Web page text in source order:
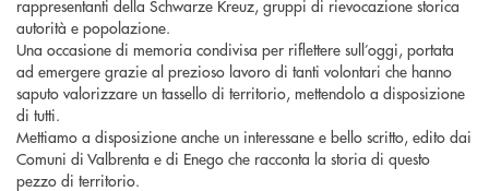
rappresentanti della Schwarze Kreuz, gruppi di rievocazione storica
autorità e popolazione.
Una occasione di memoria condivisa per riflettere sull’oggi, portata
ad emergere grazie al prezioso lavoro di tanti volontari che hanno
saputo valorizzare un tassello di territorio, mettendolo a disposizione
di tutti.
Mettiamo a disposizione anche un interessane e bello scritto, edito dai
Comuni di Valbrenta e di Enego che racconta la storia di questo
pezzo di territorio.